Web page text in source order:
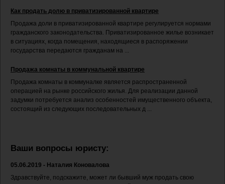
Как продать долю в приватизированной квартире
Продажа доли в приватизированной квартире регулируется нормами
гражданского законодательства. Приватизированное жилье возникает
в ситуациях, когда помещения, находящиеся в распоряжении
государства передаются гражданам на ...
Продажа комнаты в коммунальной квартире
Продажа комнаты в коммуналке является распространенной
операцией на рынке российского жилья. Для реализации данной
задумки потребуется анализ особенностей имущественного объекта,
состоящий из следующих последовательных д ...
Ваши вопросы юристу:
05.06.2019 - Наталия Коновалова
Здравствуйте, подскажите, может ли бывший муж продать свою